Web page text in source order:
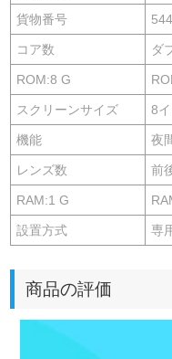
貨物番号
コア数 ダ
ROM:8 G
スクリーンサイズ 8
機能 夜
レンズ数 前
RAM:1 G
設置方式 専
商品の評価